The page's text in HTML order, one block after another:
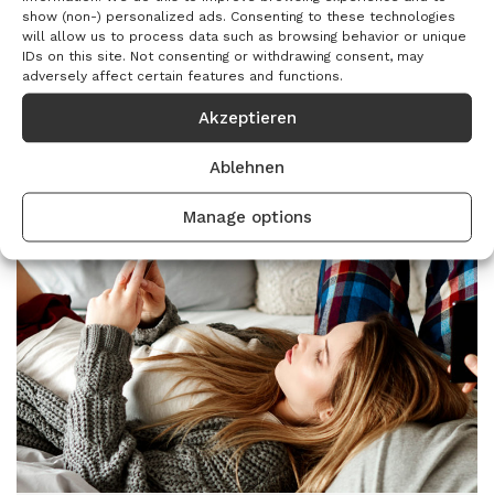
show (non-) personalized ads. Consenting to these technologies
will allow us to process data such as browsing behavior or unique
IDs on this site. Not consenting or withdrawing consent, may
adversely affect certain features and functions.
Akzeptieren
Ablehnen
Manage options
Wunden